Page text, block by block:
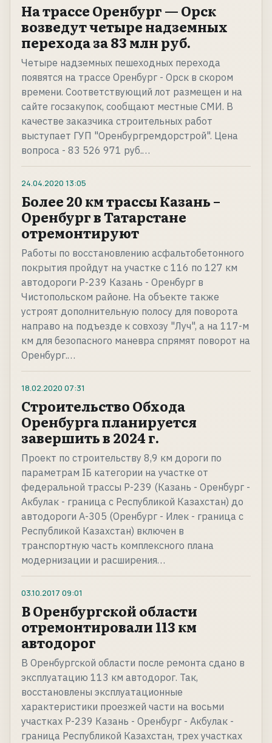
На трассе Оренбург — Орск
возведут четыре надземных
перехода за 83 млн руб.
Четыре надземных пешеходных перехода
появятся на трассе Оренбург - Орск в скором
времени. Соответствующий лот размещен и на
сайте госзакупок, сообщают местные СМИ. В
качестве заказчика строительных работ
выступает ГУП "Оренбургремдорстрой". Цена
вопроса - 83 526 971 руб.…
24.04.2020 13:05
Более 20 км трассы Казань –
Оренбург в Татарстане
отремонтируют
Работы по восстановлению асфальтобетонного
покрытия пройдут на участке с 116 по 127 км
автодороги Р-239 Казань - Оренбург в
Чистопольском районе. На объекте также
устроят дополнительную полосу для поворота
направо на подъезде к совхозу "Луч", а на 117-м
км для безопасного маневра спрямят поворот на
Оренбург.…
18.02.2020 07:31
Строительство Обхода
Оренбурга планируется
завершить в 2024 г.
Проект по строительству 8,9 км дороги по
параметрам IБ категории на участке от
федеральной трассы Р-239 (Казань - Оренбург -
Акбулак - граница с Республикой Казахстан) до
автодороги А-305 (Оренбург - Илек - граница с
Республикой Казахстан) включен в
транспортную часть комплексного плана
модернизации и расширения…
03.10.2017 09:01
В Оренбургской области
отремонтировали 113 км
автодорог
В Оренбургской области после ремонта сдано в
эксплуатацию 113 км автодорог. Так,
восстановлены эксплуатационные
характеристики проезжей части на восьми
участках Р-239 Казань - Оренбург - Акбулак -
граница Республикой Казахстан, трех участках